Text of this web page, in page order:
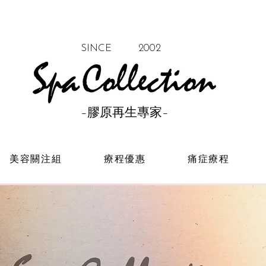
SINCE 2002
–膠原再生專家–
美容關注組 療程優惠 痛症療程